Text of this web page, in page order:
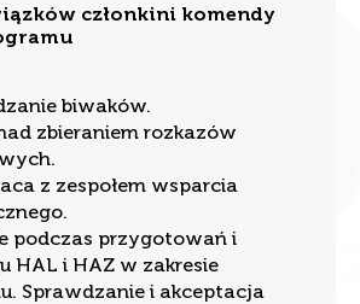
członkini komendy
biwaków.
zbieraniem rozkazów
z zespołem wsparcia
podczas przygotowań i
HAL i HAZ w zakresie
Sprawdzanie i akceptacja